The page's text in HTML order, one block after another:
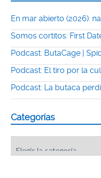
En mar abierto (2026):
Somos cortitos: First
Podcast: ButaCage |
Podcast: El tiro por la
Podcast: La butaca
Categorías